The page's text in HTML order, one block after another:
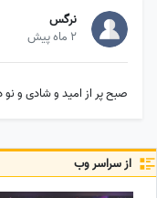
نرگس
2 ماه پیش
صبح پر از امید و شادی و نو
از سراسر وب